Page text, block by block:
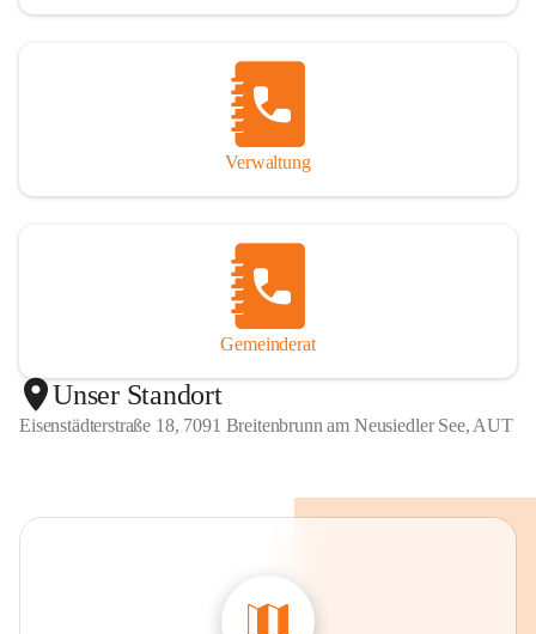
Verwaltung
Gemeinderat
Unser Standort
Eisenstädterstraße 18, 7091 Breitenbrunn am Neusiedler See, AUT